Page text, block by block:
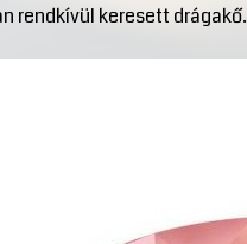
rendkívül keresett drágakő.